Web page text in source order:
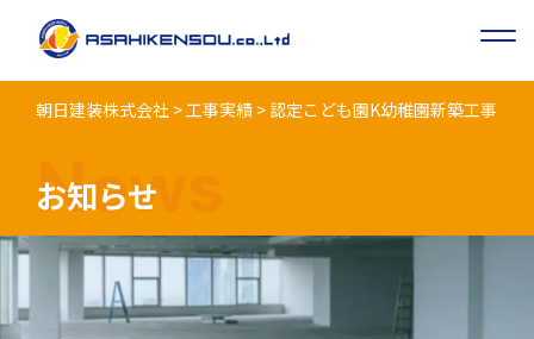
朝日建装株式会社 >工事実績 > 認定こども園K幼稚園新築⼯事
News
お知らせ